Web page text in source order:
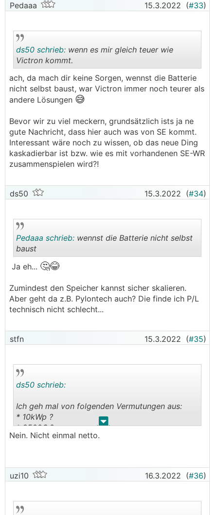
Pedaaa 15.3.2022 (#33)
..
ds50 schrieb: wenn es mir gleich teuer wie
Victron kommt.
ach, da mach dir keine Sorgen, wennst die Batterie
nicht selbst baust, war Victron immer noch teurer als
andere Lösungen 😅
Bevor wir zu viel meckern, grundsätzlich ists ja ne
gute Nachricht, dass hier auch was von SE kommt.
Interessant wäre noch zu wissen, ob das neue Ding
kaskadierbar ist bzw. wie es mit vorhandenen SE-WR
zusammenspielen wird?!
ds50 15.3.2022 (#34)
Pedaaa schrieb: wennst die Batterie nicht selbst
baust
Ja eh... 🤔😂
Zumindest den Speicher kannst sicher skalieren.
Aber geht da z.B. Pylontech auch? Die finde ich P/L
technisch nicht schlecht...
stfn 15.3.2022 (#35)
. .
ds50 schrieb:
Ich geh mal von folgenden Vermutungen aus:
* 10kWp ?
* 2500€ ?
Nein. Nicht einmal netto.
uzi10 16.3.2022 (#36)